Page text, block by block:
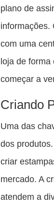
plano de
informações.
com uma
loja de forma
começar a
Criando
Uma das
dos
criar
mercado. A
atendem a